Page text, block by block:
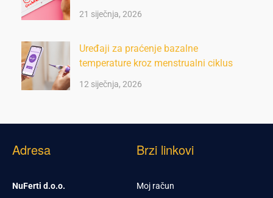
21 siječnja, 2026
Uređaji za praćenje bazalne
temperature kroz menstrualni ciklus
12 siječnja, 2026
Brzi linkovi
Moj račun
Adresa
NuFerti d.o.o.